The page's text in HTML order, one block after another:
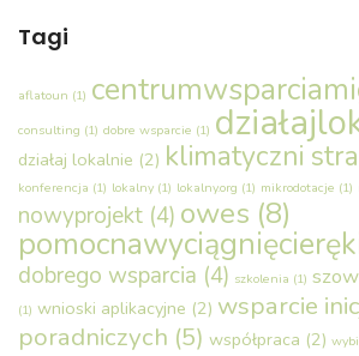
Tagi
aflatoun (1)
consulting (1) dobre wsparcie (1)
działaj lokalnie (2) klimatyczni
konferencja (1) lokalny (1) lokalny.org (1) mikrodotacje (1)
nowyprojekt (4) owes (8)
dobrego wsparcia (4) szkolenia (1)
(1) wnioski aplikacyjne (2) wsparcie
poradniczych (5) współpraca (2)